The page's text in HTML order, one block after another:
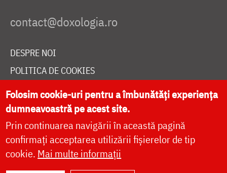
DESPRE NOI
POLITICA DE COOKIES
DONEAZĂ ONLINE PENTRU CATEDRALA NAȚIONALĂ
LIVE
Folosim cookie-uri pentru a îmbunătăți experiența
dumneavoastră pe acest site.
Prin continuarea navigării în această pagină
confirmați acceptarea utilizării fișierelor de tip
cookie. Mai multe informații